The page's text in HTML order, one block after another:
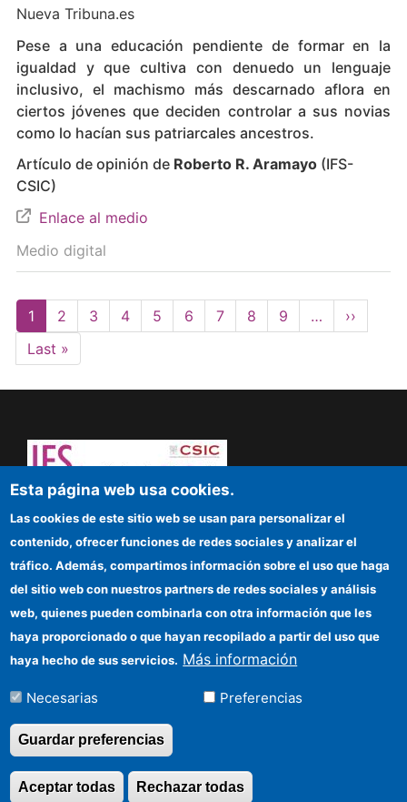
Nueva Tribuna.es
Pese a una educación pendiente de formar en la
igualdad y que cultiva con denuedo un lenguaje
inclusivo, el machismo más descarnado aflora en
ciertos jóvenes que deciden controlar a sus novias
como lo hacían sus patriarcales ancestros.
Artículo de opinión de Roberto R. Aramayo(IFS-
CSIC)
Enlace al medio
Medio digital
Pagination
Current
page
1 Page
2 Page
3 Page
4 Page
5 Page
6 Page
7 Page
8 Page
9 …
Next
page
››
Last
page
Last »
Dare to think! Sapere aude!
IFS
CSIC Electronic Office
Funding entities
Location
Información para proveedores
©Copyright 2026 Todos los derechos
reservados
Esta página web usa cookies.
Las cookies de este sitio web se usan para personalizar el
contenido, ofrecer funciones de redes sociales y analizar el
tráfico. Además, compartimos información sobre el uso que haga
del sitio web con nuestros partners de redes sociales y análisis
web, quienes pueden combinarla con otra información que les
haya proporcionado o que hayan recopilado a partir del uso que
haya hecho de sus servicios. Más información
Necesarias Preferencias
Guardar preferencias
Rechazar todas
Aceptar todas